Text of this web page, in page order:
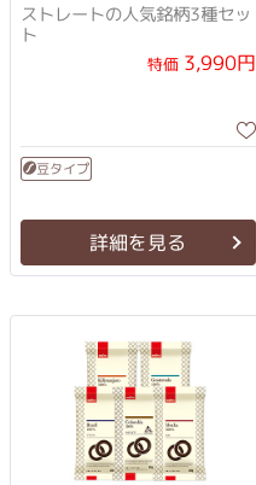
ストレートの人気銘柄3種セッ
ト
特価3,990円
豆タイプ
詳細を見る